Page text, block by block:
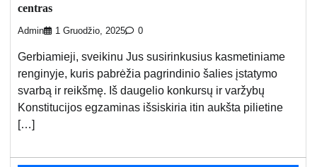
centras
Admin 1 Gruodžio, 2025 0
Gerbiamieji, sveikinu Jus susirinkusius kasmetiniame
renginyje, kuris pabrėžia pagrindinio šalies įstatymo
svarbą ir reikšmę. Iš daugelio konkursų ir varžybų
Konstitucijos egzaminas išsiskiria itin aukšta pilietine
[…]